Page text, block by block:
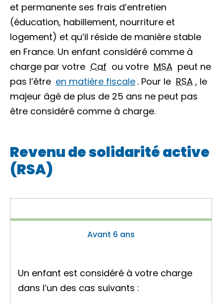
et permanente ses frais d’entretien
(éducation, habillement, nourriture et
logement) et qu’il réside de manière stable
en France. Un enfant considéré comme à
charge par votre Caf ou votre MSA peut ne
pas l’être en matière fiscale . Pour le RSA , le
majeur âgé de plus de 25 ans ne peut pas
être considéré comme à charge.
Revenu de solidarité active
(RSA)
Avant 6 ans
Un enfant est considéré à votre charge
dans l’un des cas suivants :